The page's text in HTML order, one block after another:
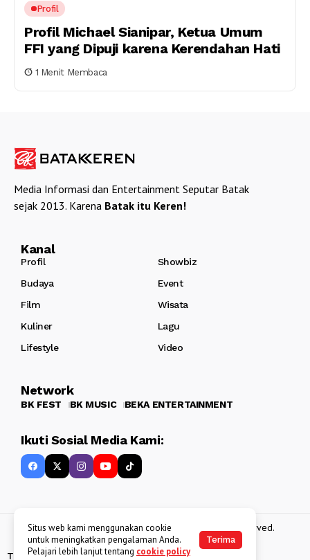
Profil
Profil Michael Sianipar, Ketua Umum
FFI yang Dipuji karena Kerendahan Hati
1 Menit Membaca
Media Informasi dan Entertainment Seputar Batak
sejak 2013. Karena Batak itu Keren!
Kanal
Profil
Showbiz
Budaya
Event
Film
Wisata
Kuliner
Lagu
Lifestyle
Video
Network
BK FEST BK MUSIC BEKA ENTERTAINMENT
Ikuti Sosial Media Kami:
Copyright 2013 - 2025BATAKKEREN . All rights reserved.
Tentang Kami Kebijakan Data Pribadi Disclaimer
Situs web kami menggunakan cookie
untuk meningkatkan pengalaman Anda.
Pelajari lebih lanjut tentang cookie policy
Terima